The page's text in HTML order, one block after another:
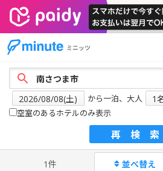
ミニッツ
から一泊、大人
空室のあるホテルのみ表示
再検索
1件 並べ替え